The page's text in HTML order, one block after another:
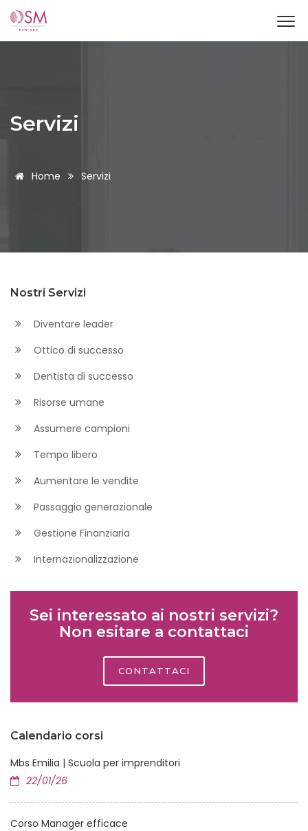
Servizi
Home Servizi
Nostri Servizi
Diventare leader
Ottico di successo
Dentista di successo
Risorse umane
Assumere campioni
Tempo libero
Aumentare le vendite
Passaggio generazionale
Gestione Finanziaria
Internazionalizzazione
Sei interessato ai nostri servizi?
Non esitare a contattaci
CONTATTACI
Calendario corsi
Mbs Emilia | Scuola per imprenditori
22/01/26
Corso Manager efficace